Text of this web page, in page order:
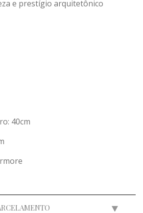
e prestígio arquitetônico
40cm